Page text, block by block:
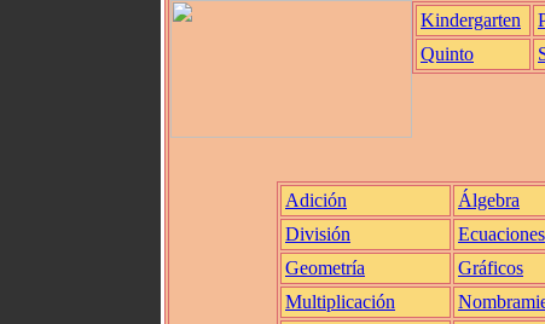
Kindergarten
Quinto
Adición
Álgebra
División
Ecuaciones
Geometría
Gráficos
Multiplicación